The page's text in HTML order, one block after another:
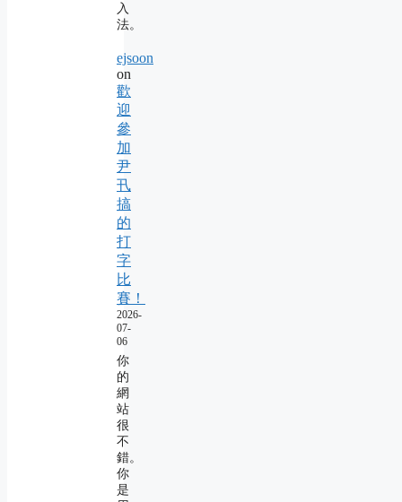
入
法。
ejsoon
on
歡
迎
參
加
尹
卂
搞
的
打
字
比
賽！
2026-
07-
06
你
的
網
站
很
不
錯。
你
是